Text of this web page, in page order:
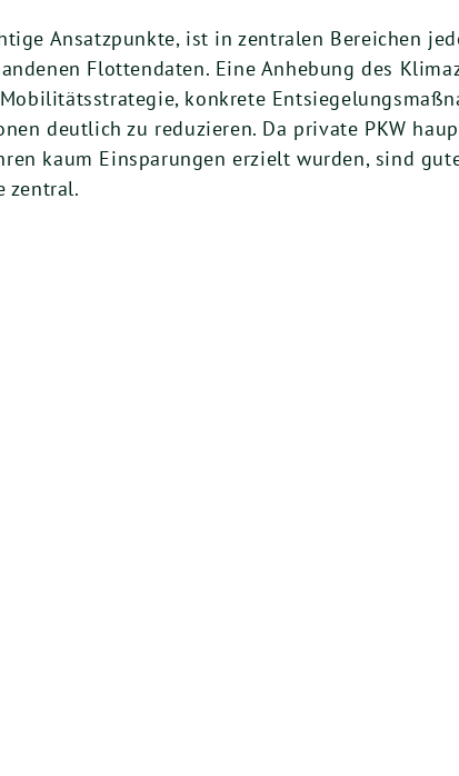
Ansatzpunkte, ist in zentralen Bereichen
Flottendaten. Eine Anhebung des
konkrete
deutlich zu reduzieren. Da private PKW
kaum Einsparungen erzielt wurden, sind
zentral.